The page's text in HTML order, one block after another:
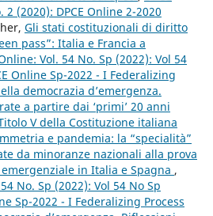
2 (2020): DPCE Online 2-2020
Gli stati costituzionali di diritto
pass”: Italia e Francia a
Vol. 54 No. Sp (2022): Vol 54
Online Sp-2022 - I Federalizing
democrazia d’emergenza.
a partire dai ‘primi’ 20 anni
V della Costituzione italiana
e pandemia: la “specialità”
da minoranze nazionali alla prova
in Italia e Spagna ,
No. Sp (2022): Vol 54 No Sp
Sp-2022 - I Federalizing Process